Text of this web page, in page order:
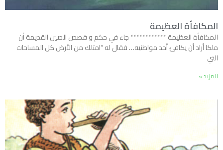
المكافأة العظيمة
المكافأة العظيمة ************ جاء في حكم و قصص الصين القديمة أن
ملكا أراد أن يكافئ أحد مواطنيه… فقال له “امتلك من الأرض كل المساحات
التي
المزيد »